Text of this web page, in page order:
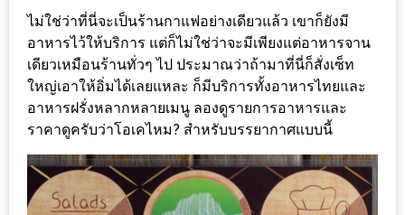
ชวน
หิว
ข้าว
อะไร
เอ่ย
อร่อย
ที่สุด?
ไม่ใช่ว่าที่นี่จะเป็นร้านกาแฟอย่างเดียวแล้ว เขาก็ยังมี
อาหารไว้ให้บริการ แต่ก็ไม่ใช่ว่าจะมีเพียงแต่อาหารจาน
เดียวเหมือนร้านทั่วๆ ไป ประมาณว่าถ้ามาที่นี่ก็สั่งเซ็ท
ใหญ่เอาให้อิ่มได้เลยแหละ ก็มีบริการทั้งอาหารไทยและ
อาหารฝรั่งหลากหลายเมนู ลองดูรายการอาหารและ
ราคาดูครับว่าโอเคไหม? สำหรับบรรยากาศแบบนี้